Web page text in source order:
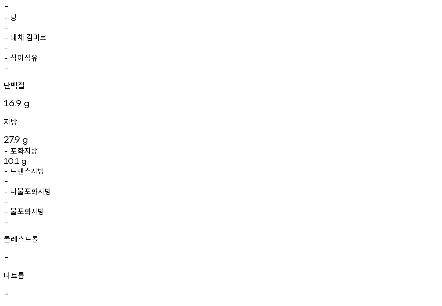
-
- 당
-
- 대체 감미료
-
- 식이섬유
-
단백질
16.9 g
지방
27.9 g
- 포화지방
10.1 g
- 트랜스지방
-
- 다불포화지방
-
- 불포화지방
-
콜레스트롤
-
나트륨
-